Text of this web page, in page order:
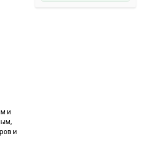
и
и